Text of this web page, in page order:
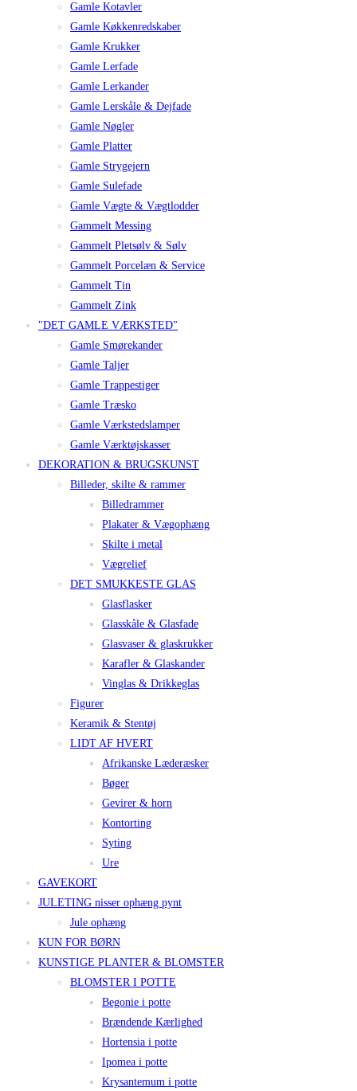
Gamle Kotavler
Gamle Køkkenredskaber
Gamle Krukker
Gamle Lerfade
Gamle Lerkander
Gamle Lerskåle & Dejfade
Gamle Nøgler
Gamle Platter
Gamle Strygejern
Gamle Sulefade
Gamle Vægte & Vægtlodder
Gammelt Messing
Gammelt Pletsølv & Sølv
Gammelt Porcelæn & Service
Gammelt Tin
Gammelt Zink
"DET GAMLE VÆRKSTED"
Gamle Smørekander
Gamle Taljer
Gamle Trappestiger
Gamle Træsko
Gamle Værkstedslamper
Gamle Værktøjskasser
DEKORATION & BRUGSKUNST
Billeder, skilte & rammer
Billedrammer
Plakater & Vægophæng
Skilte i metal
Vægrelief
DET SMUKKESTE GLAS
Glasflasker
Glasskåle & Glasfade
Glasvaser & glaskrukker
Karafler & Glaskander
Vinglas & Drikkeglas
Figurer
Keramik & Stentøj
LIDT AF HVERT
Afrikanske Læderæsker
Bøger
Gevirer & horn
Kontorting
Syting
Ure
GAVEKORT
JULETING nisser ophæng pynt
Jule ophæng
KUN FOR BØRN
KUNSTIGE PLANTER & BLOMSTER
BLOMSTER I POTTE
Begonie i potte
Brændende Kærlighed
Hortensia i potte
Ipomea i potte
Krysantemum i potte